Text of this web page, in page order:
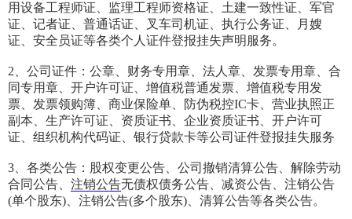
用设备工程师证、监理工程师资格证、土建一致性证、军官
证、记者证、普通话证、叉车司机证、执行公务证、月嫂
证、安全员证等各类个人证件登报挂失声明服务。
2、公司证件：公章、财务专用章、法人章、发票专用章、合
同专用章、开户许可证、增值税普通发票、增值税专用发
票、发票领购簿、商业保险单、防伪税控IC卡、营业执照正
副本、生产许可证、资质证书、企业资质证书、开户许可
证、组织机构代码证、银行贷款卡等公司证件登报挂失服务
3、各类公告：股权变更公告、公司撤销清算公告、解除劳动
合同公告、 注销公告无债权债务公告、减资公告、注销公告
(单个股东)、注销公告(多个股东)、清算公告等各类公告。